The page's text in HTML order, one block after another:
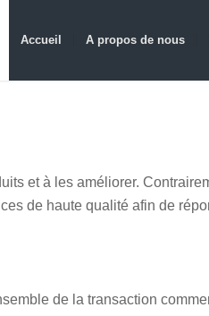
Accueil A propos de nous
et à les améliorer.
de haute qualité afin de
de la transaction